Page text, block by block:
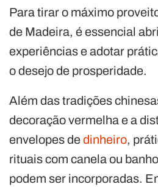
Para tirar o máximo
de Madeira, é essencial
experiências e adotar
o desejo de prosperidade.
Além das tradições
decoração vermelha e a
envelopes dedinheiro,
rituais com canela ou
podem ser incorporadas.